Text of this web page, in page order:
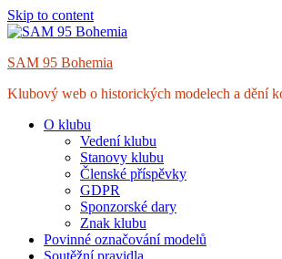
Skip to content
SAM 95 Bohemia
Klubový web o historických modelech a dění
O klubu
Vedení klubu
Stanovy klubu
Členské příspěvky
GDPR
Sponzorské dary
Znak klubu
Povinné označování modelů
Soutěžní pravidla